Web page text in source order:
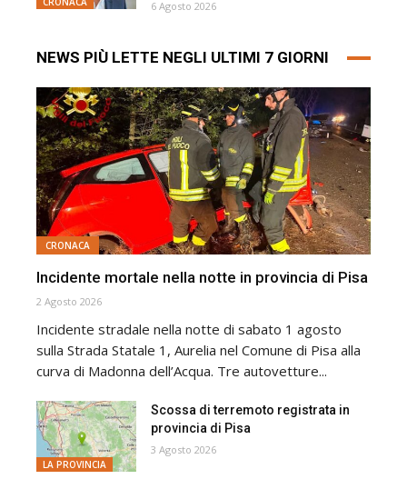
6 Agosto 2026
NEWS PIÙ LETTE NEGLI ULTIMI 7 GIORNI
CRONACA
Incidente mortale nella notte in provincia di Pisa
2 Agosto 2026
Incidente stradale nella notte di sabato 1 agosto
sulla Strada Statale 1, Aurelia nel Comune di Pisa alla
curva di Madonna dell’Acqua. Tre autovetture...
LA PROVINCIA
Scossa di terremoto registrata in
provincia di Pisa
3 Agosto 2026